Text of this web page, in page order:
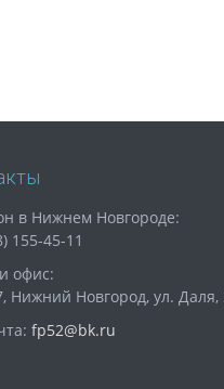
в Нижнем Новгороде:
155-45-11
офис:
Нижний Новгород, ул. Даля,
fp52@bk.ru